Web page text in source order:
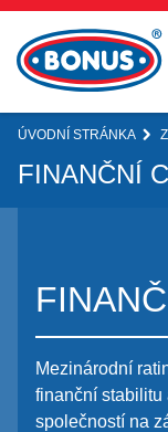
ÚVODNÍ STRÁNKA
FINANČNÍ
Mezinárodní
finanční stabilitu
společností na